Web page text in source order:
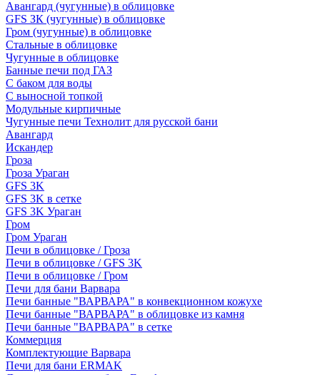
Авангард (чугунные) в облицовке
GFS ЗК (чугунные) в облицовке
Гром (чугунные) в облицовке
Стальные в облицовке
Чугунные в облицовке
Банные печи под ГАЗ
С баком для воды
С выносной топкой
Модульные кирпичные
Чугунные печи Технолит для русской бани
Авангард
Искандер
Гроза
Гроза Ураган
GFS 3K
GFS 3K в сетке
GFS 3K Ураган
Гром
Гром Ураган
Печи в облицовке / Гроза
Печи в облицовке / GFS 3K
Печи в облицовке / Гром
Печи для бани Варвара
Печи банные "ВАРВАРА" в конвекционном кожухе
Печи банные "ВАРВАРА" в облицовке из камня
Печи банные "ВАРВАРА" в сетке
Коммерция
Комплектующие Варвара
Печи для бани ERMAK